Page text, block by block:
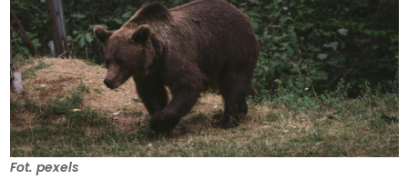
Fot. pexels